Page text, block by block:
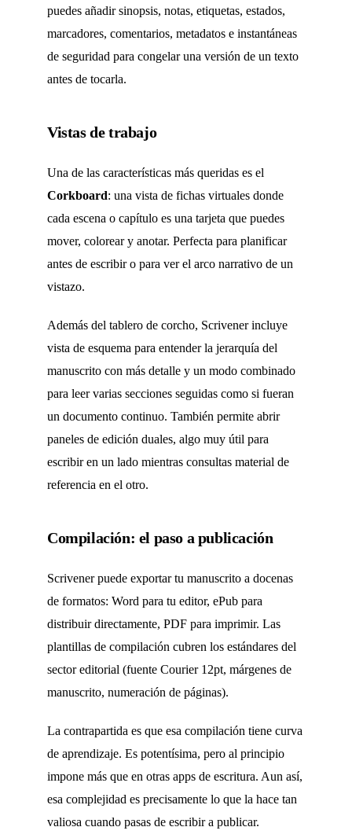
puedes añadir sinopsis, notas, etiquetas, estados,
marcadores, comentarios, metadatos e instantáneas
de seguridad para congelar una versión de un texto
antes de tocarla.
Vistas de trabajo
Una de las características más queridas es el
Corkboard: una vista de fichas virtuales donde
cada escena o capítulo es una tarjeta que puedes
mover, colorear y anotar. Perfecta para planificar
antes de escribir o para ver el arco narrativo de un
vistazo.
Además del tablero de corcho, Scrivener incluye
vista de esquema para entender la jerarquía del
manuscrito con más detalle y un modo combinado
para leer varias secciones seguidas como si fueran
un documento continuo. También permite abrir
paneles de edición duales, algo muy útil para
escribir en un lado mientras consultas material de
referencia en el otro.
Compilación: el paso a publicación
Scrivener puede exportar tu manuscrito a docenas
de formatos: Word para tu editor, ePub para
distribuir directamente, PDF para imprimir. Las
plantillas de compilación cubren los estándares del
sector editorial (fuente Courier 12pt, márgenes de
manuscrito, numeración de páginas).
La contrapartida es que esa compilación tiene curva
de aprendizaje. Es potentísima, pero al principio
impone más que en otras apps de escritura. Aun así,
esa complejidad es precisamente lo que la hace tan
valiosa cuando pasas de escribir a publicar.